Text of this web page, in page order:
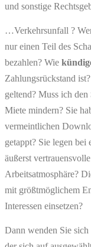
und sonstige
…Verkehrsunfall ?
nur einen Teil des
bezahlen? Wie
Zahlungsrückstand
geltend? Muss ich den
Miete mindern? Sie
vermeintlichen
getappt? Sie legen
äußerst
Arbeitsatmosphäre?
mit größtmöglichem
Interessen einsetzen?
Dann wenden Sie